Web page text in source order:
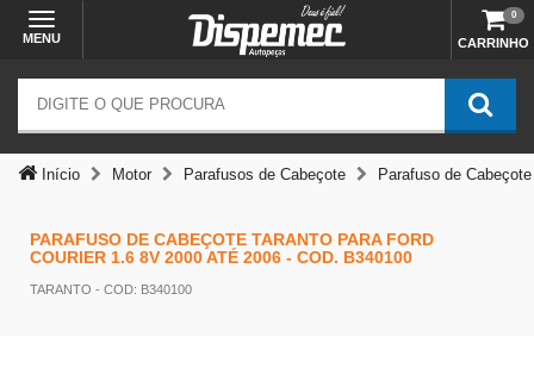
MENU CARRINHO
0
Início Motor Parafusos de Cabeçote Parafuso de
PARAFUSO DE CABEÇOTE TARANTO PARA FORD
COURIER 1.6 8V 2000 ATÉ 2006 - COD. B340100
TARANTO - COD: B340100